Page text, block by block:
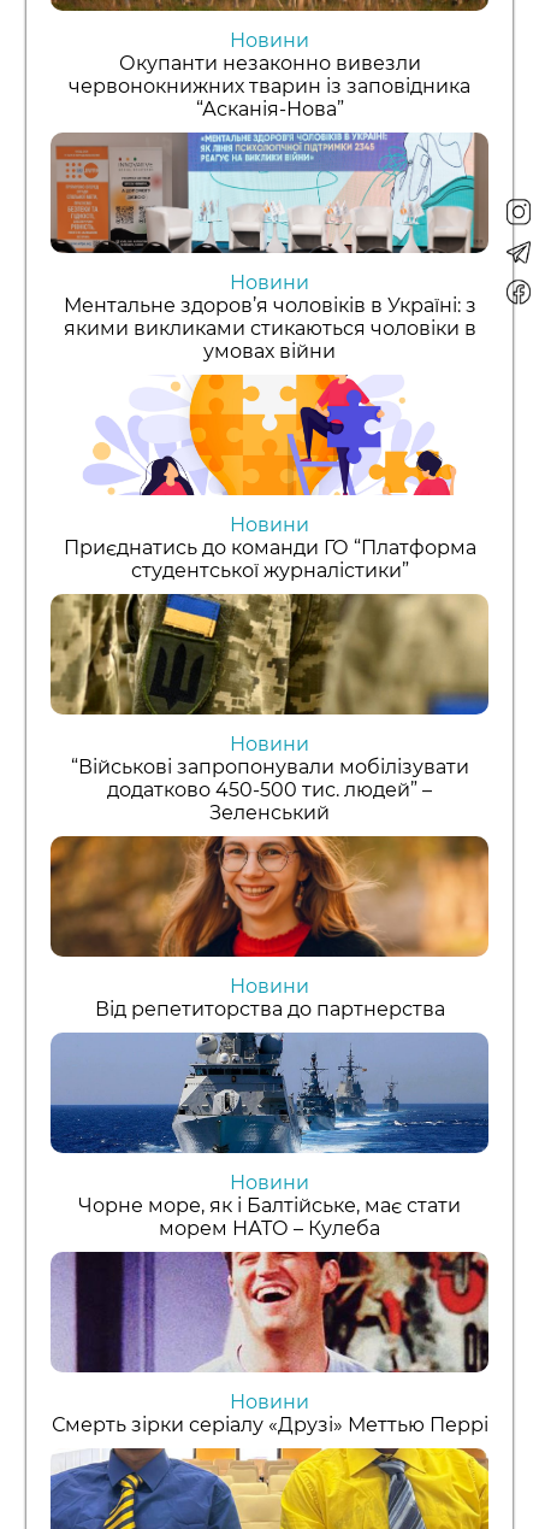
Новини
Окупанти незаконно вивезли
червонокнижних тварин із заповідника
“Асканія-Нова”
Новини
Ментальне здоров’я чоловіків в Україні: з
якими викликами стикаються чоловіки в
умовах війни
Новини
Приєднатись до команди ГО “Платформа
студентської журналістики”
Новини
“Військові запропонували мобілізувати
додатково 450-500 тис. людей” –
Зеленський
Новини
Від репетиторства до партнерства
Новини
Чорне море, як і Балтійське, має стати
морем НАТО – Кулеба
Новини
Смерть зірки серіалу «Друзі» Меттью Перрі